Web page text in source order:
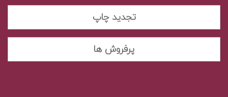
تجدید چاپ
پرفروش ها